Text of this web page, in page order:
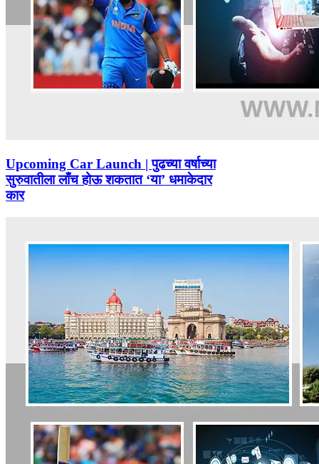
Upcoming Car Launch | पुढच्या वर्षाच्या
सुरुवातीला लाँच होऊ शकतात ‘या’ धमाकेदार
कार